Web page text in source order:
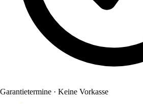
Garantietermine · Keine Vorkasse